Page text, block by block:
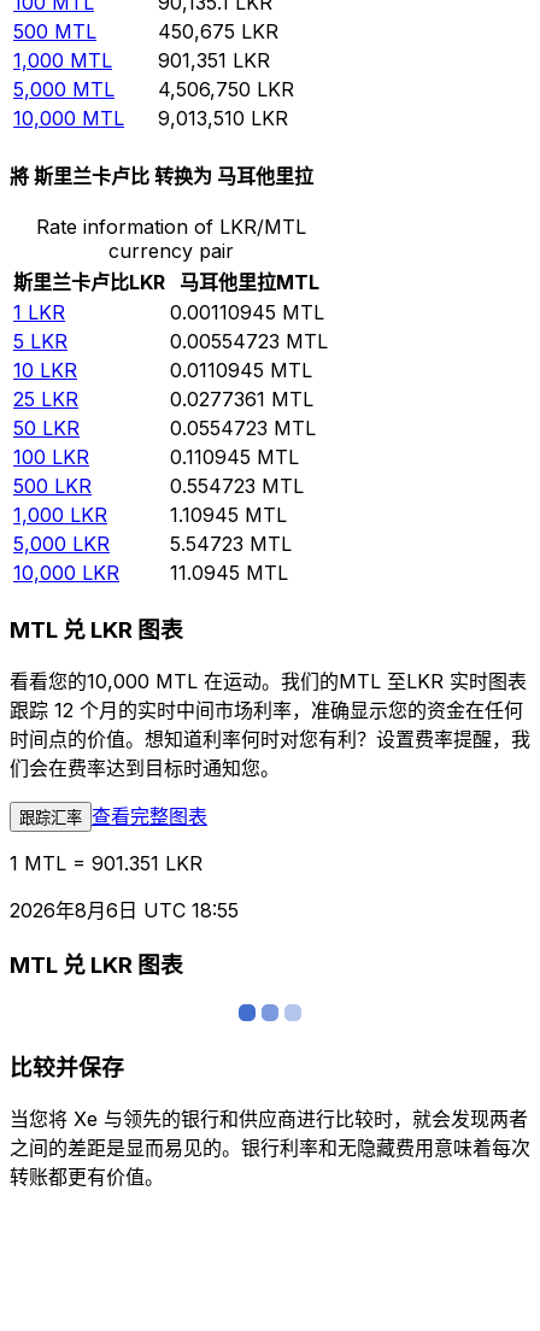
500 MTL 450,675 LKR
1,000 MTL 901,351 LKR
5,000 MTL 4,506,750 LKR
10,000 MTL 9,013,510 LKR
將 斯里兰卡卢比 转换为 马耳他里拉
Rate information of LKR/MTL
currency pair
斯里兰卡卢比LKR 马耳他里拉MTL
1 LKR 0.00110945 MTL
5 LKR 0.00554723 MTL
10 LKR 0.0110945 MTL
25 LKR 0.0277361 MTL
50 LKR 0.0554723 MTL
100 LKR 0.110945 MTL
500 LKR 0.554723 MTL
1,000 LKR 1.10945 MTL
5,000 LKR 5.54723 MTL
10,000 LKR 11.0945 MTL
MTL 兑 LKR 图表
看看您的10,000 MTL 在运动。我们的MTL 至LKR 实时图表
跟踪 12 个月的实时中间市场利率，准确显示您的资金在任何
时间点的价值。想知道利率何时对您有利？设置费率提醒，我
们会在费率达到目标时通知您。
跟踪汇率 查看完整图表
1 MTL = 901.351 LKR
2026年8月6日 UTC 18:55
MTL 兑 LKR 图表
比较并保存
当您将 Xe 与领先的银行和供应商进行比较时，就会发现两者
之间的差距是显而易见的。银行利率和无隐藏费用意味着每次
转账都更有价值。